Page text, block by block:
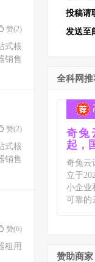
赞(2)
式核
销售
赞(2)
式核
销售
赞(6)
租用
投稿请
发送至
全科网
奇兔
起，
奇兔云
立于
小企业
可靠的
赞助商家